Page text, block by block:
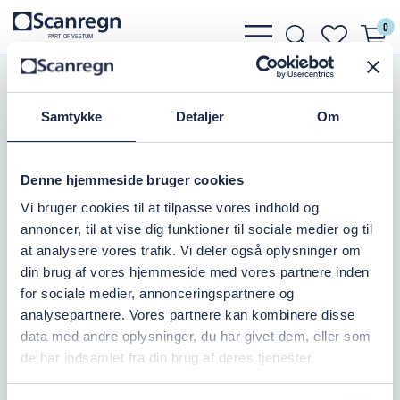
Samtykke Detaljer Om
Denne hjemmeside bruger cookies
Vi bruger cookies til at tilpasse vores indhold og
annoncer, til at vise dig funktioner til sociale medier og til
at analysere vores trafik. Vi deler også oplysninger om
din brug af vores hjemmeside med vores partnere inden
for sociale medier, annonceringspartnere og
analysepartnere. Vores partnere kan kombinere disse
data med andre oplysninger, du har givet dem, eller som
de har indsamlet fra din brug af deres tjenester.
PARTOF VESTUM
bars
light
search
light
heart 0
Koblinger
HK RED. 89 BÆGER/76 KUGLE
Varenr.:
På lager: 4
653,75 DKKinkl. moms
Læg i kurv